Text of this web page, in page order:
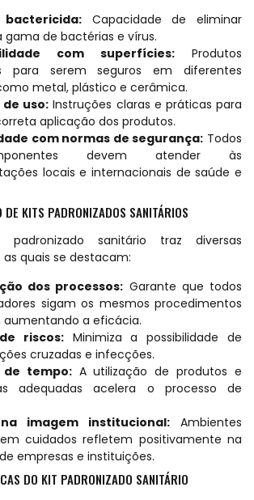
bactericida:Capacidade de eliminar
de bactérias e vírus.
com superfícies: Produtos
para serem seguros em diferentes
metal, plástico e cerâmica.
uso: Instruções claras e práticas para
aplicação dos produtos.
com normas de segurança: Todos
devem atender às
locais e internacionais de saúde e
DE KITS PADRONIZADOS SANITÁRIOS
sanitário traz diversas
quais se destacam:
dos processos: Garante que todos
sigam os mesmos procedimentos
aumentando a eficácia.
riscos:Minimiza a possibilidade de
cruzadas e infecções.
de tempo:A utilização de produtos e
adequadas acelera o processo de
imagem institucional: Ambientes
cuidados refletem positivamente na
empresas e instituições.
DO KIT PADRONIZADO SANITÁRIO